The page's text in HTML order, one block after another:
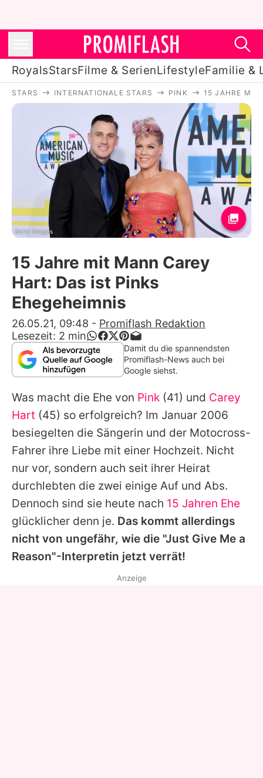
RoyalsStarsFilme & SerienLifestyleFamilie &
Royals
Stars
Filme & Serien
Lifestyle
Familie & Liebe
Promiflash Exklusiv
Alle Themen auf Promiflash
App runterladen
Team
Redaktionelle Richtlinien
Impressum
Datenschutzerklärung
Nutzungsbedingungen
Utiq verwalten
STARS INTERNATIONALE STARS PINK 15 JAHRE MIT
Getty Images
15 Jahre mit Mann Carey
Hart: Das ist Pinks
Ehegeheimnis
26.05.21, 09:48 - Promiflash Redaktion
Lesezeit: 2 min
Damit du die spannendsten
Promiflash-News auch bei
Google siehst.
Was macht die Ehe von Pink (41) und Carey
Hart (45) so erfolgreich? Im Januar 2006
besiegelten die Sängerin und der Motocross-
Fahrer ihre Liebe mit einer Hochzeit. Nicht
nur vor, sondern auch seit ihrer Heirat
durchlebten die zwei einige Auf und Abs.
Dennoch sind sie heute nach 15 Jahren Ehe
glücklicher denn je. Das kommt allerdings
nicht von ungefähr, wie die "Just Give Me a
Reason"-Interpretin jetzt verrät!
Anzeige